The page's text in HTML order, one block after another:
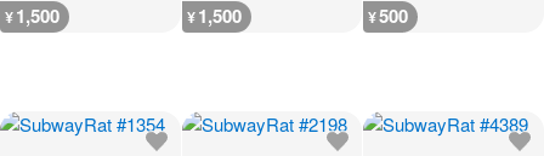
¥1,500 ¥1,500 ¥500